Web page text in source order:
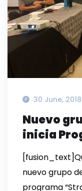
30 June, 2018
Nuevo
inicia
nuevo grupo
programa